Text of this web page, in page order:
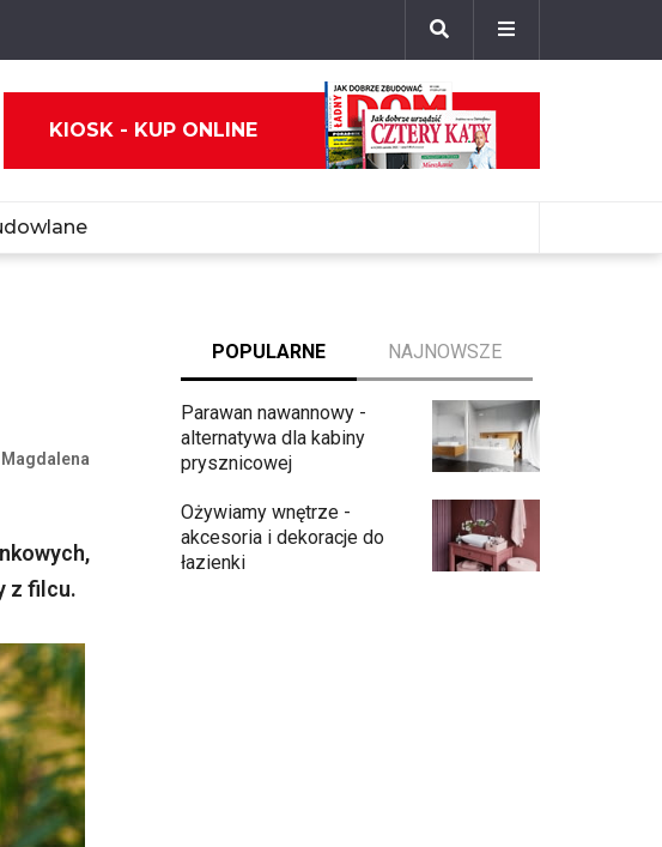
KIOSK - KUP ONLINE
z filcu.
POPULARNE NAJNOWSZE
Parawan nawannowy -
alternatywa dla kabiny
prysznicowej
Ożywiamy wnętrze -
akcesoria i dekoracje do
łazienki